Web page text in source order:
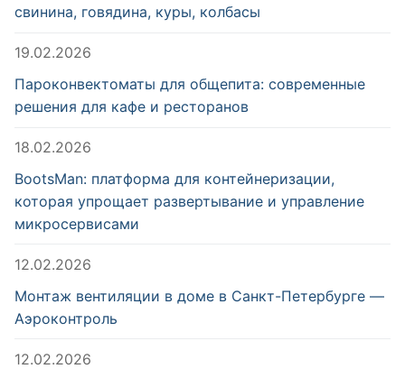
свинина, говядина, куры, колбасы
19.02.2026
Пароконвектоматы для общепита: современные
решения для кафе и ресторанов
18.02.2026
BootsMan: платформа для контейнеризации,
которая упрощает развертывание и управление
микросервисами
12.02.2026
Монтаж вентиляции в доме в Санкт-Петербурге —
Аэроконтроль
12.02.2026